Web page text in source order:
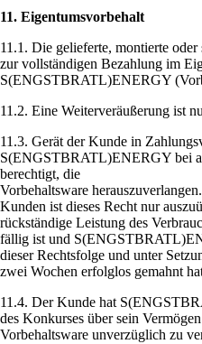
11. Eigentumsvorbehalt
11.1. Die gelieferte, montierte
zur vollständigen Bezahlung im
S(ENGSTBRATL)ENERGY
11.2. Eine Weiterveräußerung ist
11.3. Gerät der Kunde in
S(ENGSTBRATL)ENERGY bei
berechtigt, die
Vorbehaltsware
Kunden ist dieses Recht nur
rückständige Leistung des
fällig ist und
dieser Rechtsfolge und unter
zwei Wochen erfolglos gemahnt
11.4. Der Kunde hat
des Konkurses über sein
Vorbehaltsware unverzüglich zu